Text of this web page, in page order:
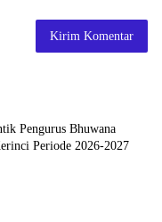
Pengurus Bhuwana
Periode 2026-2027